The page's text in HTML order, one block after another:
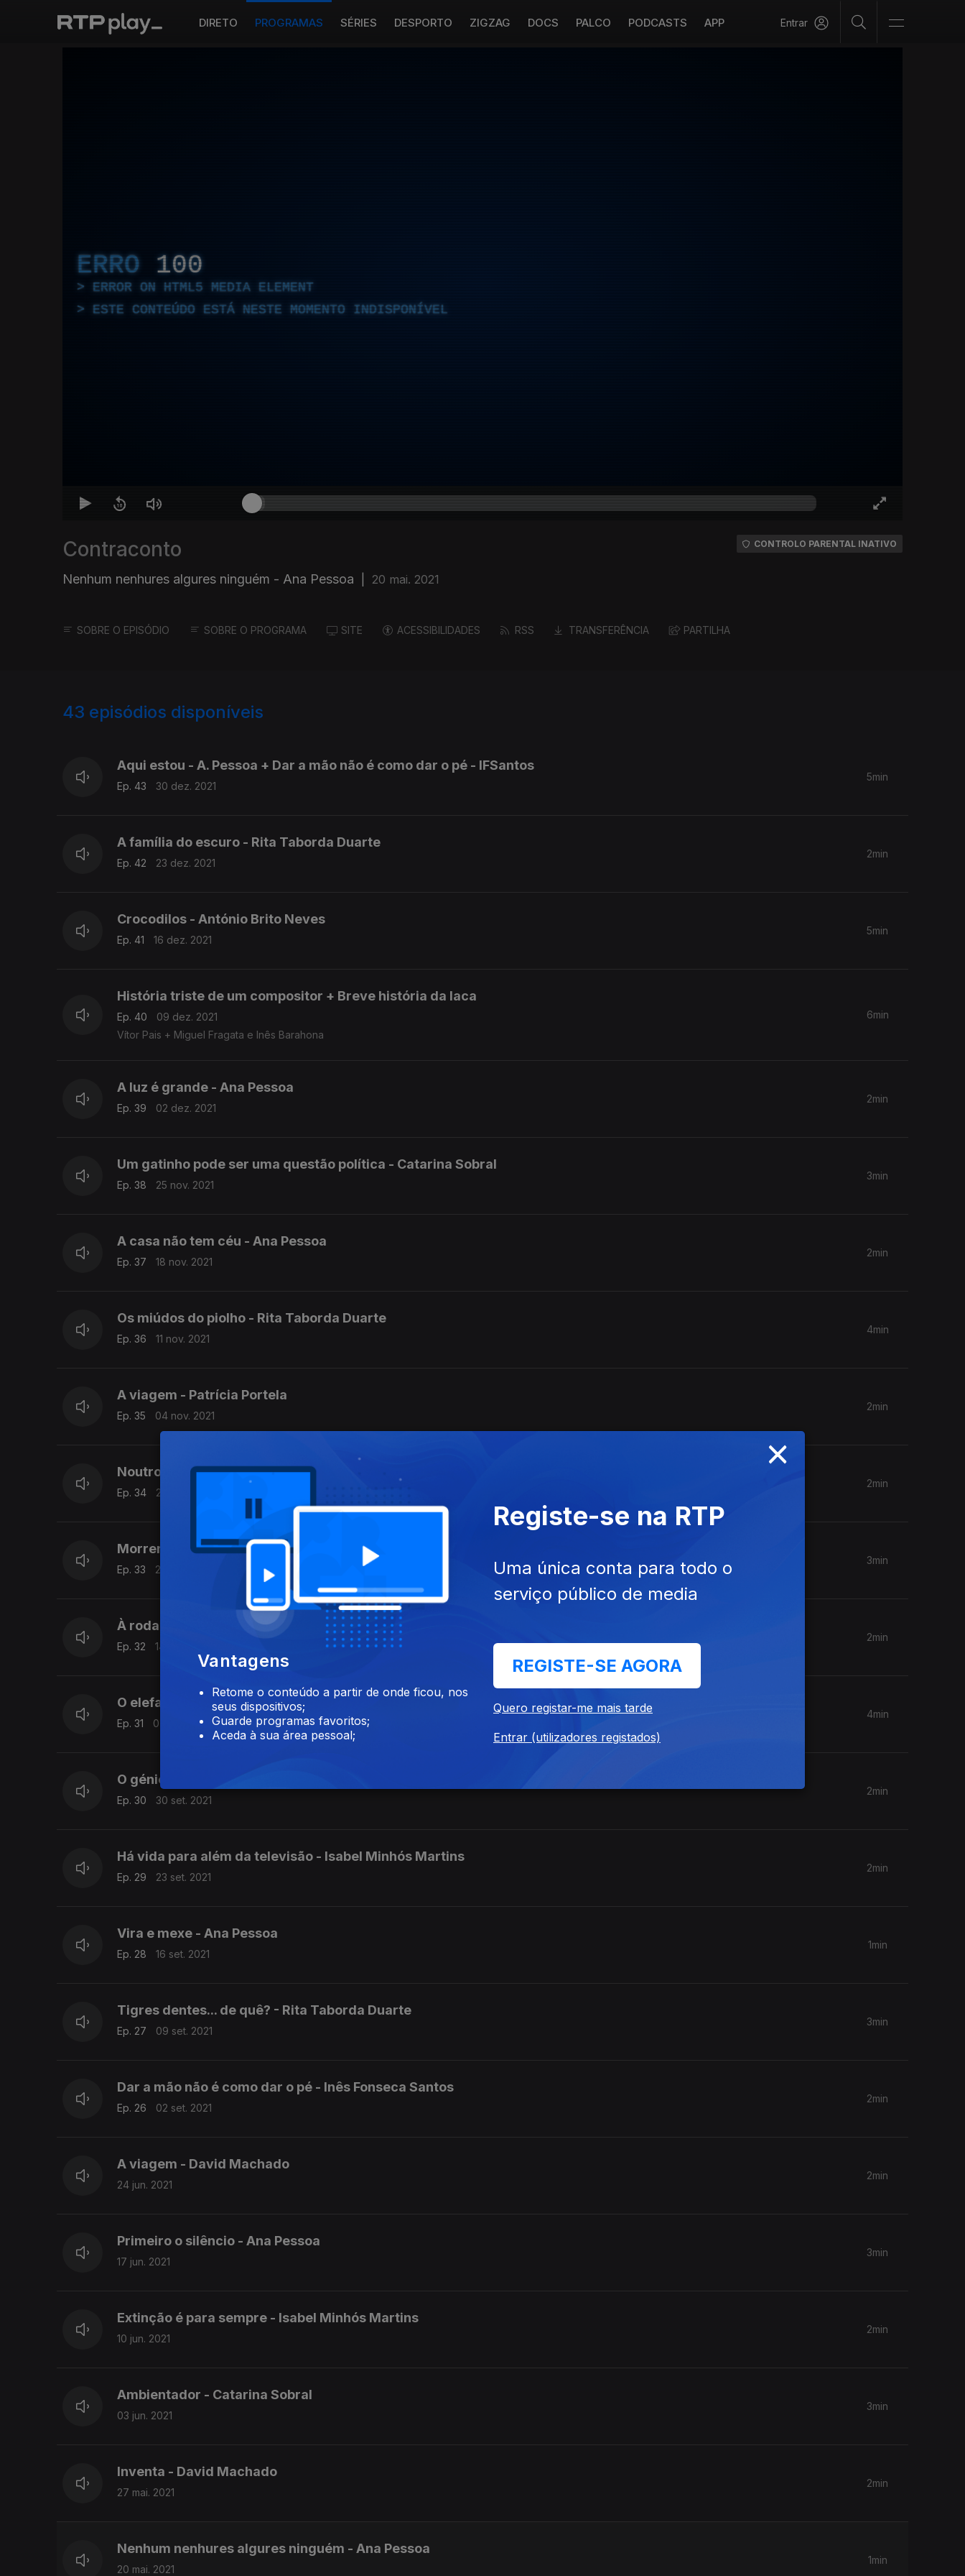
DIRETO PROGRAMAS SÉRIES DESPORTO ZIGZAG DOCS PALCO PODCASTS APP Entrar
ERRO 100
ERROR ON HTML5 MEDIA ELEMENT
ESTE CONTEÚDO ESTÁ NESTE MOMENTO INDISPONÍVEL
Contraconto
Nenhum nenhures algures ninguém - Ana Pessoa 20 mai. 2021
CONTROLO PARENTAL INATIVO
SOBRE O EPISÓDIO SOBRE O PROGRAMA SITE ACESSIBILIDADES RSS TRANSFERÊNCIA PARTILHA
43 episódios disponíveis
Aqui estou - A. Pessoa + Dar a mão não é como dar o pé - IFSantos
Ep. 43 30 dez. 2021
5min
A família do escuro - Rita Taborda Duarte
Ep. 42 23 dez. 2021
2min
Crocodilos - António Brito Neves
Ep. 41 16 dez. 2021
5min
História triste de um compositor + Breve história da laca
Ep. 40
09 dez. 2021
Vítor Pais + Miguel Fragata e Inês Barahona
6min
A luz é grande - Ana Pessoa
Ep. 39 02 dez. 2021
2min
Um gatinho pode ser uma questão política - Catarina Sobral
Ep. 38 25 nov. 2021
3min
A casa não tem céu - Ana Pessoa
Ep. 37 18 nov. 2021
2min
Os miúdos do piolho - Rita Taborda Duarte
Ep. 36 11 nov. 2021
4min
A viagem - Patrícia Portela
Ep. 35 04 nov. 2021
2min
Noutro dia - Patrícia Portela
Ep. 34 28 out. 2021
2min
Morrer de vergonha - Patrícia Portela
Ep. 33 21 out. 2021
3min
À roda à volta - Ana Pessoa
Ep. 32 14 out. 2021
2min
O elefante sem tromba - Rita Taborda Duarte
Ep. 31 07 out. 2021
4min
O génio velhinho - David Machado
Ep. 30 30 set. 2021
2min
Há vida para além da televisão - Isabel Minhós Martins
Ep. 29 23 set. 2021
2min
Vira e mexe - Ana Pessoa
Ep. 28 16 set. 2021
1min
Tigres dentes... de quê? - Rita Taborda Duarte
Ep. 27 09 set. 2021
3min
Dar a mão não é como dar o pé - Inês Fonseca Santos
Ep. 26 02 set. 2021
2min
A viagem - David Machado
24 jun. 2021
2min
Primeiro o silêncio - Ana Pessoa
17 jun. 2021
3min
Extinção é para sempre - Isabel Minhós Martins
10 jun. 2021
2min
Ambientador - Catarina Sobral
03 jun. 2021
3min
Inventa - David Machado
27 mai. 2021
2min
Nenhum nenhures algures ninguém - Ana Pessoa
20 mai. 2021
1min
×
Vantagens
Retome o conteúdo a partir de onde ficou, nos
seus dispositivos;
Guarde programas favoritos;
Aceda à sua área pessoal;
Registe-se na RTP
Uma única conta para todo o
serviço público de media
REGISTE-SE AGORA
Quero registar-me mais tarde
Entrar (utilizadores registados)